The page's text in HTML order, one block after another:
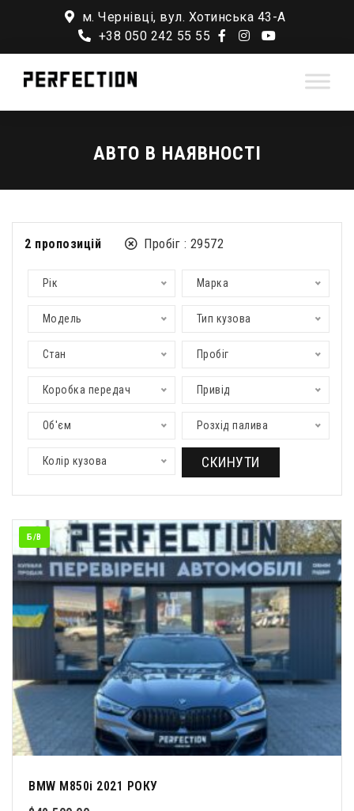
м. Чернівці, вул. Хотинська 43-А
+38 050 242 55 55
АВТО В НАЯВНОСТІ
2 пропозицій Пробіг : 29572
Рік Марка
Модель Тип кузова
Стан Пробіг
Коробка передач Привід
Об'єм Розхід палива
Колір кузова СКИНУТИ
Б/В
BMW M850i 2021 РОКУ